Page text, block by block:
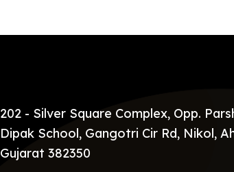
202 - Silver Square Complex, Opp.
Dipak School, Gangotri Cir Rd, Nikol,
Gujarat 382350